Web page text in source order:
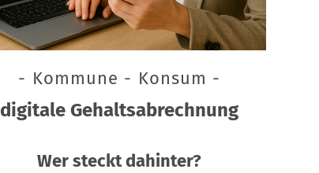
- Kommune - Konsum -
digitale Gehaltsabrechnung
Wer steckt dahinter?